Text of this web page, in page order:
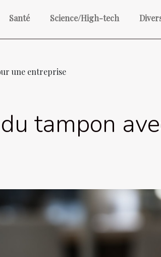
Santé Science/High-tech
une entreprise
tampon